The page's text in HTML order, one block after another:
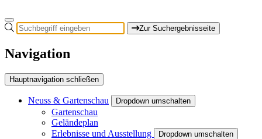
Zur Suchergebnisseite
Navigation
Hauptnavigation schließen
Neuss & Gartenschau Dropdown umschalten
Gartenschau
Geländeplan
Erlebnisse und Ausstellung
Dropdown umschalten